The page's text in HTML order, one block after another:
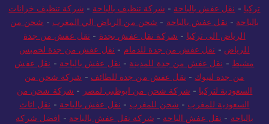
تركيا - نقل عفش بالباحة - شركة تنظيف بالباحة - شركة تنظيف خزانات
بالباحة - نقل عفش بالباحة - شحن من الرياض الي المغرب - شحن من
الرياض الى تركيا - شركة نقل عفش بجدة - نقل عفش من جدة
للرياض - نقل عفش من جدة للدمام - نقل عفش من جدة لخميس
مشيط - نقل عفش من جدة للمدينة - نقل عفش بالباحة - نقل عفش
من جدة لتبوك - نقل عفش من جدة للطائف - شركة شحن من
السعودية لتركيا - شركة شحن من ابوظبي لمصر - شركة شحن من
السعودية للمغرب - شحن للمغرب - نقل عفش بالباحة - نقل اثاث
بالباحة - نقل عفش الباحة - شركة نقل عفش بالباحة - افضل شركة